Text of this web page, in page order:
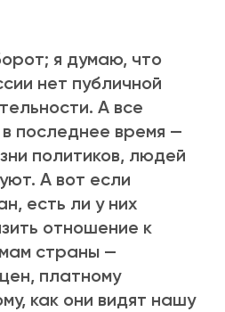
я думаю, что
нет публичной
А все
последнее время —
политиков, людей
А вот если
есть ли у них
отношение к
страны —
платному
как они видят нашу